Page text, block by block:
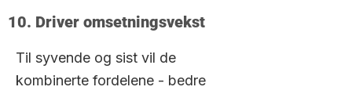
10. Driver omsetningsvekst
Til syvende og sist vil de
kombinerte fordelene - bedre